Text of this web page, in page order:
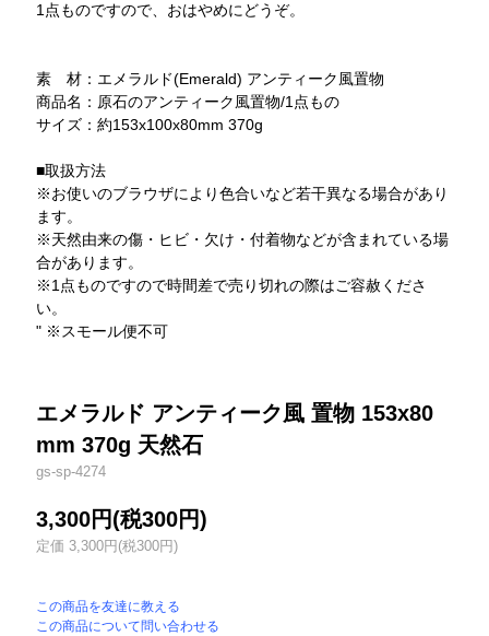
1点ものですので、おはやめにどうぞ。
素 材：エメラルド(Emerald) アンティーク風置物
商品名：原石のアンティーク風置物/1点もの
サイズ：約153x100x80mm 370g
■取扱方法
※お使いのブラウザにより色合いなど若干異なる場合があり
ます。
※天然由来の傷・ヒビ・欠け・付着物などが含まれている場
合があります。
※1点ものですので時間差で売り切れの際はご容赦くださ
い。
" ※スモール便不可
エメラルド アンティーク風 置物 153x80
mm 370g 天然石
gs-sp-4274
3,300円(税300円)
定価 3,300円(税300円)
この商品を友達に教える
この商品について問い合わせる